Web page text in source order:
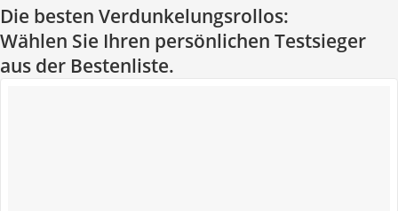
Die besten Verdunkelungsrollos:
Wählen Sie Ihren persönlichen Testsieger
aus der Bestenliste.